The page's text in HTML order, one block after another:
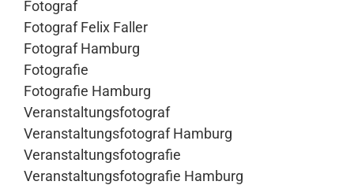
Fotograf
Fotograf Felix Faller
Fotograf Hamburg
Fotografie
Fotografie Hamburg
Veranstaltungsfotograf
Veranstaltungsfotograf Hamburg
Veranstaltungsfotografie
Veranstaltungsfotografie Hamburg